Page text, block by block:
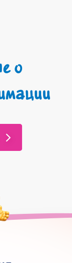
о